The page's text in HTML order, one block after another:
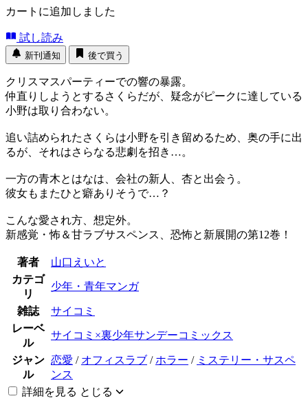
カートに追加しました
試し読み
新刊通知 後で買う
クリスマスパーティーでの響の暴露。
仲直りしようとするさくらだが、疑念がピークに達している
小野は取り合わない。
追い詰められたさくらは小野を引き留めるため、奥の手に出
るが、それはさらなる悲劇を招き…。
一方の青木とはなは、会社の新人、杏と出会う。
彼女もまたひと癖ありそうで…？
こんな愛され方、想定外。
新感覚・怖＆甘ラブサスペンス、恐怖と新展開の第12巻！
著者
山口えいと
カテゴ
リ
少年・青年マンガ
雑誌
サイコミ
レーベ
ル
サイコミ×裏少年サンデーコミックス
ジャン
ル
恋愛 / オフィスラブ / ホラー / ミステリー・サスペ
ンス
詳細を見る とじる